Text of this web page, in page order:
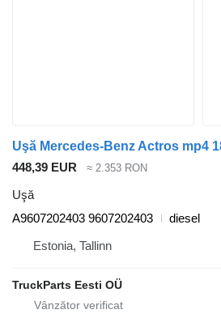
448,39 EUR ≈ 2.353 RON
Uşă
A9607202403 9607202403
diesel
Estonia, Tallinn
TruckParts Eesti OÜ